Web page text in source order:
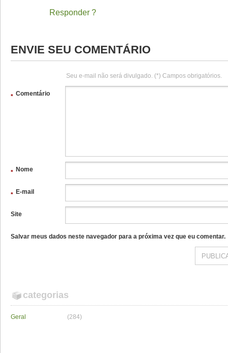
Responder
ENVIE SEU COMENTÁRIO
Seu e-mail não será divulgado. (*) Campos obrigatórios.
Comentário
*
Nome
*
E-mail
*
Site
Salvar meus dados neste navegador para a próxima vez que eu comentar.
categorias
Geral (284)